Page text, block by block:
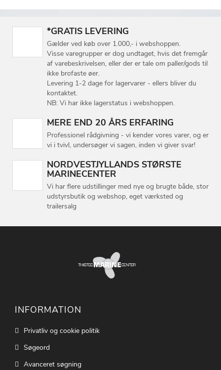
*GRATIS LEVERING
Gælder ved køb over 1.000,- i webshoppen.
Visse varegrupper er dog undtaget, hvis det fremgår
af varebeskrivelsen, eller der er tale om paller/gods til
ikke brofaste øer.
Levering 1-2 dage for lagervarer - ellers bliver du
kontaktet.
NB: Vi har ikke lagerstatus i webshoppen.
MERE END 20 ÅRS ERFARING
Professionel rådgivning - vi kender vores varer, og er
vi i tvivl, undersøger vi sagen, inden vi giver svar!
NORDVESTJYLLANDS STØRSTE
MARINECENTER
Vi har flere udstillinger med nye og brugte både, stor
udstyrsbutik og webshop, eget værksted og
trailersalg
INFORMATION
Privatliv og cookie politik
Søgeord
Avanceret søgning